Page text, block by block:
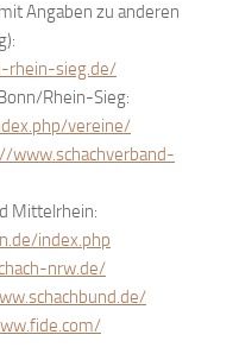
Angaben zu anderen
rhein-sieg.de/
Rhein-Sieg:
vereine/
www.schachverband-
Mittelrhein:
index.php
nrw.de/